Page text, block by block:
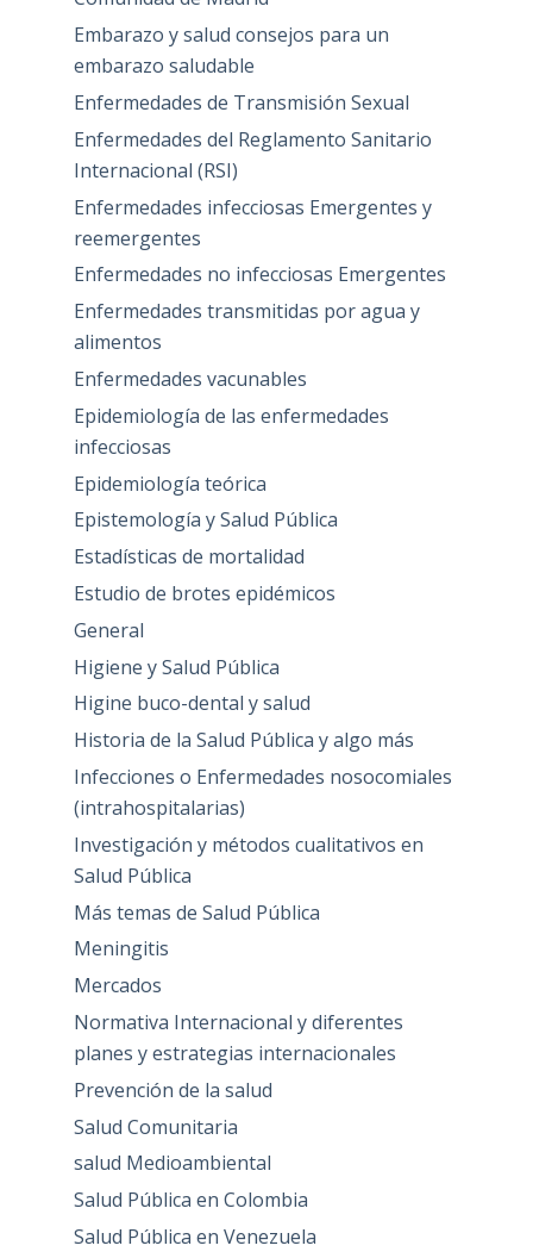
Embarazo y salud consejos para un
embarazo saludable
Enfermedades de Transmisión Sexual
Enfermedades del Reglamento Sanitario
Internacional (RSI)
Enfermedades infecciosas Emergentes y
reemergentes
Enfermedades no infecciosas Emergentes
Enfermedades transmitidas por agua y
alimentos
Enfermedades vacunables
Epidemiología de las enfermedades
infecciosas
Epidemiología teórica
Epistemología y Salud Pública
Estadísticas de mortalidad
Estudio de brotes epidémicos
General
Higiene y Salud Pública
Higine buco-dental y salud
Historia de la Salud Pública y algo más
Infecciones o Enfermedades nosocomiales
(intrahospitalarias)
Investigación y métodos cualitativos en
Salud Pública
Más temas de Salud Pública
Meningitis
Mercados
Normativa Internacional y diferentes
planes y estrategias internacionales
Prevención de la salud
Salud Comunitaria
salud Medioambiental
Salud Pública en Colombia
Salud Pública en Venezuela